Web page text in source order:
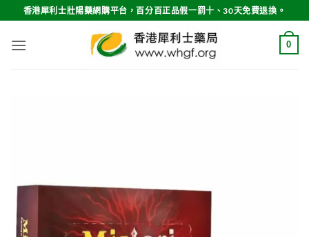
to
content
香港犀利士壯陽藥網購平台，百分百正品假一罰十、30天免費退換。
0